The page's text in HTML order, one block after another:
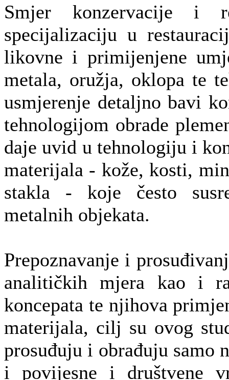
Smjer konzervacije i
specijalizaciju u
likovne i primijenjene
metala, oružja, oklopa te
usmjerenje detaljno bavi
tehnologijom obrade
daje uvid u tehnologiju i
materijala - kože, kosti,
stakla - koje često
metalnih objekata.
Prepoznavanje i
analitičkih mjera kao i
koncepata te njihova
materijala, cilj su ovog
prosuđuju i obrađuju samo
i povijesne i društvene